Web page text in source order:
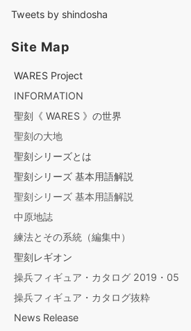
Tweets by shindosha
Site Map
WARES Project
INFORMATION
聖刻《 WARES 》の世界
聖刻の大地
聖刻シリーズとは
聖刻シリーズ 基本用語解説
聖刻シリーズ 基本用語解説
中原地誌
練法とその系統（編集中）
聖刻レギオン
操兵フィギュア・カタログ 2019・05
操兵フィギュア・カタログ抜粋
News Release